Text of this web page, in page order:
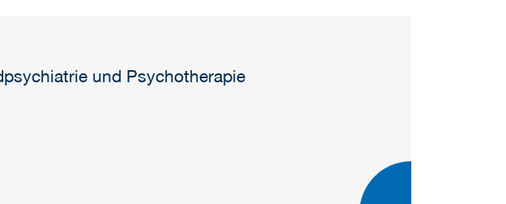
und Psychotherapie